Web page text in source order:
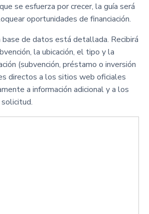
se esfuerza por crecer, la guía será
oportunidades de financiación.
base de datos está detallada. Recibirá
la ubicación, el tipo y la
(subvención, préstamo o inversión
directos a los sitios web oficiales
a información adicional y a los